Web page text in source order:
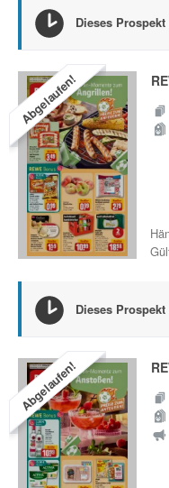
Dieses
Abgelaufen!
Dieses
Abgelaufen!